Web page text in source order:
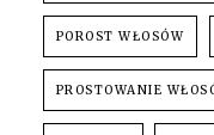
POROST WŁOSÓW
PROSTOWANIE